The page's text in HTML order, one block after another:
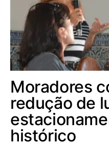
Moradores
redução de
histórico